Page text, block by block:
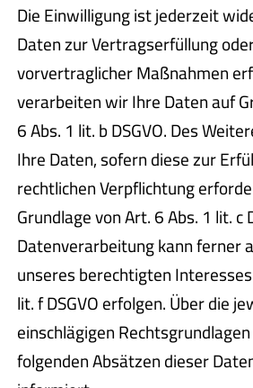
Die Einwilligung ist jederzeit
Daten zur Vertragserfüllung
vorvertraglicher Maßnahmen
verarbeiten wir Ihre Daten auf
6 Abs. 1 lit. b DSGVO. Des
Ihre Daten, sofern diese zur
rechtlichen Verpflichtung
Grundlage von Art. 6 Abs. 1 lit. c
Datenverarbeitung kann ferner
unseres berechtigten
lit. f DSGVO erfolgen. Über die
einschlägigen
folgenden Absätzen dieser